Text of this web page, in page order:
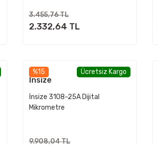
3.455,76 TL
2.332,64 TL
%15 Ücretsiz Kargo
İnsize
İnsize 3108-25A Dijital
Mikrometre
9.908,04 TL